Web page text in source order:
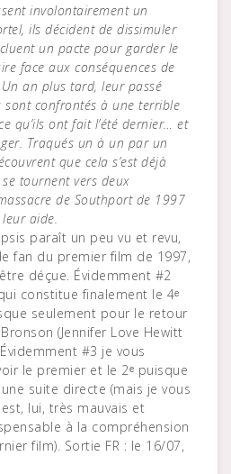
involontairement un
ils décident de dissimuler
un pacte pour garder le
face aux conséquences de
an plus tard, leur passé
sont confrontés à une terrible
qu’ils ont fait l’été dernier… et
Traqués un à un par un
que cela s’est déjà
tournent vers deux
de Southport de 1997
aide.
paraît un peu vu et revu,
fan du premier film de 1997,
déçue. Évidemment #2
constitue finalement le 4ᵉ
seulement pour le retour
(Jennifer Love Hewitt
#3 je vous
le premier et le 2ᵉ puisque
suite directe (mais je vous
lui, très mauvais et
à la compréhension
film). Sortie FR : le 16/07,